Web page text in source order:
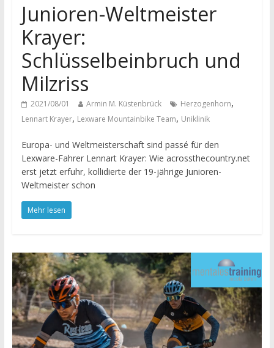
Junioren-Weltmeister
Krayer:
Schlüsselbeinbruch und
Milzriss
2021/08/01 Armin M. Küstenbrück Herzogenhorn,
Lennart Krayer, Lexware Mountainbike Team, Uniklinik
Europa- und Weltmeisterschaft sind passé für den
Lexware-Fahrer Lennart Krayer: Wie acrossthecountry.net
erst jetzt erfuhr, kollidierte der 19-jährige Junioren-
Weltmeister schon
Mehr lesen